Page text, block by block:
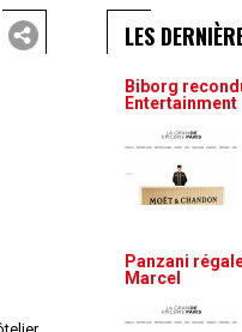
LES
Biborg
Entertainment
Panzani
Marcel